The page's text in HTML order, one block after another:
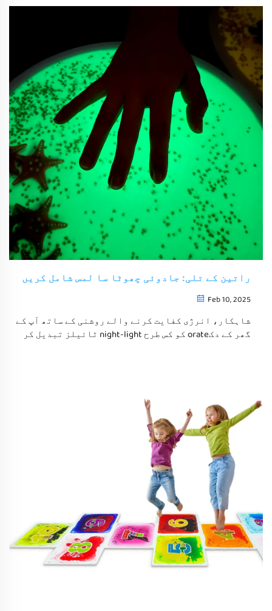
تعلیمی ٹویز کے بارے میں سیکھیں، اور تعلیمی مزاحمت
کے مستقبل کو شکل دینے والے ترندز کا مطالعہ کریں۔
راتین کے تلی: جادوئی چھوٹا سا لمس شامل کریں
Feb 10, 2025
شاہکار، انرژی کفایت کرنے والے روشنی کے ساتھ آپ کے
گھر کے دکorate کو کس طرح night-light ٹائیلز تبدیل کر